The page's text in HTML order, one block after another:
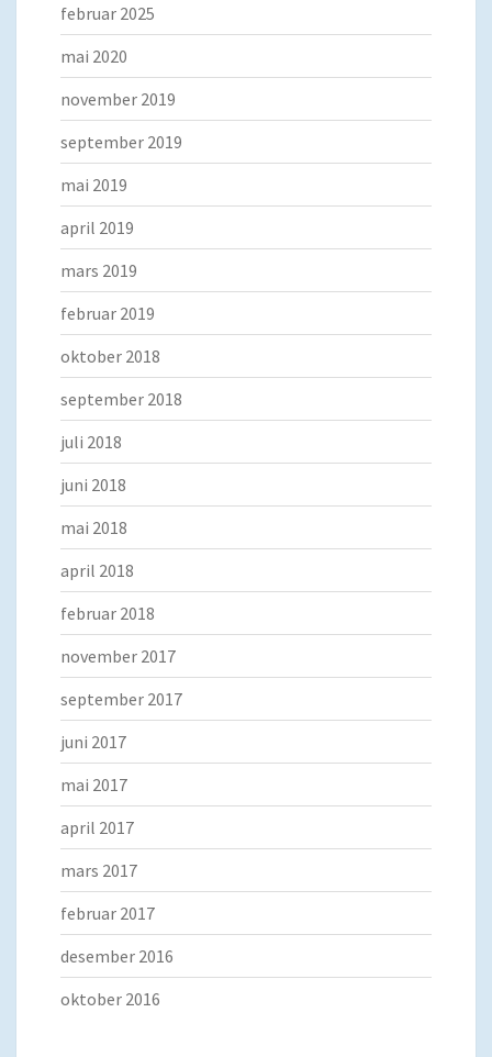
februar 2025
mai 2020
november 2019
september 2019
mai 2019
april 2019
mars 2019
februar 2019
oktober 2018
september 2018
juli 2018
juni 2018
mai 2018
april 2018
februar 2018
november 2017
september 2017
juni 2017
mai 2017
april 2017
mars 2017
februar 2017
desember 2016
oktober 2016